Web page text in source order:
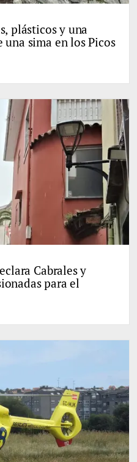
plásticos y una
sima en los Picos
Cabrales y
para el